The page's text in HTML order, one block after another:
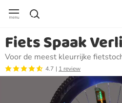
Fiets Spaak
Voor de meest kleurrijke
4.7 1 review